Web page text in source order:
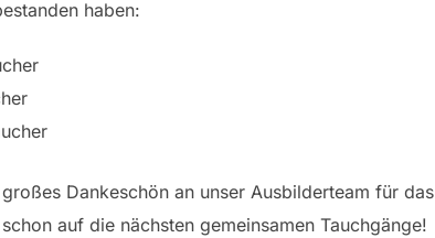
haben:
Dankeschön an unser Ausbilderteam für das
auf die nächsten gemeinsamen Tauchgänge!